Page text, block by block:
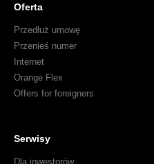
Oferta
Przedłuż umowę
Przenieś numer
Internet
Orange Flex
Offers for foreigners
Serwisy
Dla inwestorów